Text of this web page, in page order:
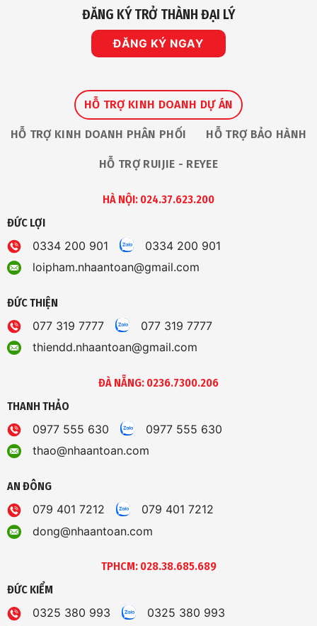
ĐĂNG KÝ TRỞ THÀNH ĐẠI LÝ
ĐĂNG KÝ NGAY
HỖ TRỢ KINH DOANH DỰ ÁN
HỖ TRỢ KINH DOANH PHÂN PHỐI HỖ TRỢ BẢO HÀNH
HỖ TRỢ RUIJIE - REYEE
HÀ NỘI: 024.37.623.200
ĐỨC LỢI
0334 200 901
0334 200 901
loipham.nhaantoan@gmail.com
ĐỨC THIỆN
077 319 7777
077 319 7777
thiendd.nhaantoan@gmail.com
ĐÀ NẴNG: 0236.7300.206
THANH THẢO
0977 555 630
0977 555 630
thao@nhaantoan.com
AN ĐÔNG
079 401 7212
079 401 7212
dong@nhaantoan.com
TPHCM: 028.38.685.689
ĐỨC KIỂM
0325 380 993
0325 380 993